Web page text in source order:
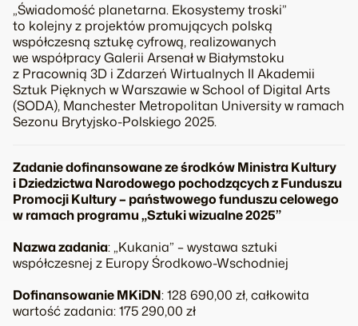
„Świadomość planetarna. Ekosystemy troski”
to kolejny z projektów promujących polską
współczesną sztukę cyfrową, realizowanych
we współpracy Galerii Arsenał w Białymstoku
z Pracownią 3D i Zdarzeń Wirtualnych II Akademii
Sztuk Pięknych w Warszawie w School of Digital Arts
(SODA), Manchester Metropolitan University w ramach
Sezonu Brytyjsko-Polskiego 2025.
Zadanie dofinansowane ze środków Ministra Kultury
i Dziedzictwa Narodowego pochodzących z Funduszu
Promocji Kultury – państwowego funduszu celowego
w ramach programu „Sztuki wizualne 2025”
Nazwa zadania: „Kukania” – wystawa sztuki
współczesnej z Europy Środkowo-Wschodniej
Dofinansowanie MKiDN: 128 690,00 zł, całkowita
wartość zadania: 175 290,00 zł